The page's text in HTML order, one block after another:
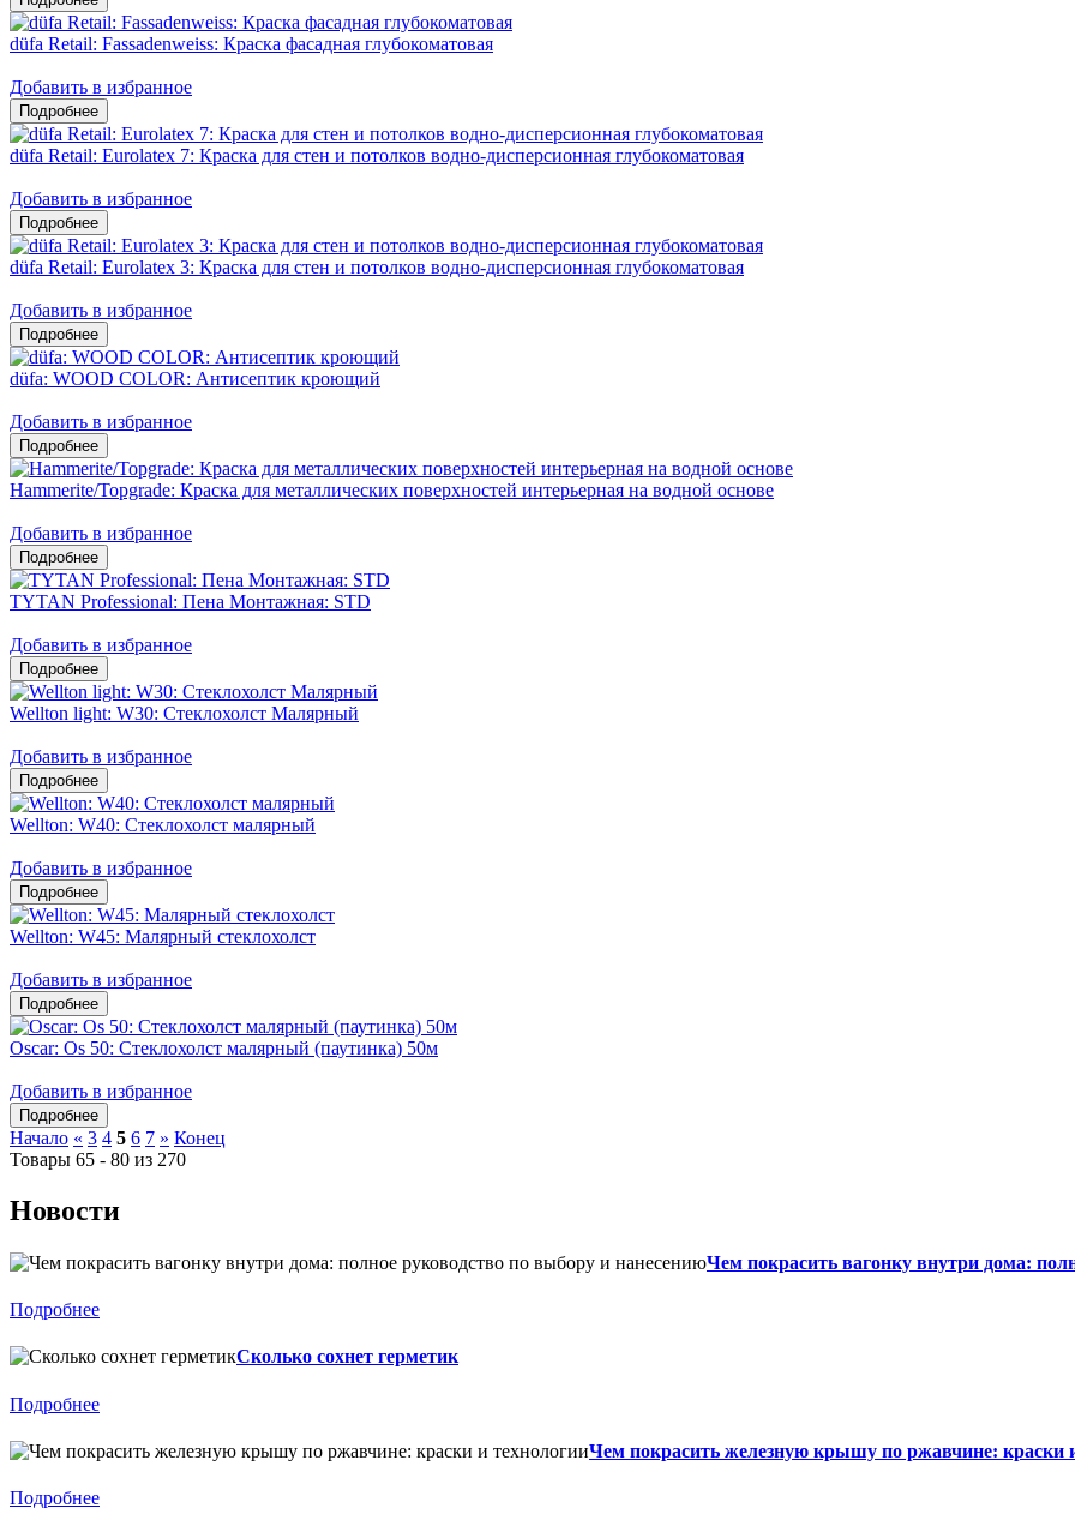
düfa Retail: Fassadenweiss: Краска фасадная глубокоматовая
Добавить в избранное
düfa Retail: Eurolatex 7: Краска для стен и потолков водно-дисперсионная глубокоматовая
Добавить в избранное
düfa Retail: Eurolatex 3: Краска для стен и потолков водно-дисперсионная глубокоматовая
Добавить в избранное
düfa: WOOD COLOR: Антисептик кроющий
Добавить в избранное
Hammerite/Topgrade: Краска для металлических поверхностей интерьерная на водной основе
Добавить в избранное
TYTAN Professional: Пена Монтажная: STD
Добавить в избранное
Wellton light: W30: Стеклохолст Малярный
Добавить в избранное
Wellton: W40: Стеклохолст малярный
Добавить в избранное
Wellton: W45: Малярный стеклохолст
Добавить в избранное
Oscar: Os 50: Стеклохолст малярный (паутинка) 50м
Добавить в избранное
Начало « 3 4 5 6 7 » Конец
Товары 65 - 80 из 270
Новости
Чем покрасить вагонку внутри дома:
Подробнее
Сколько сохнет герметик
Подробнее
Чем покрасить железную крышу по ржавчине: краски
Подробнее